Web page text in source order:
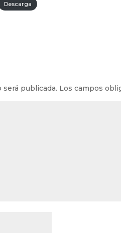
Descarga
publicada. Los campos